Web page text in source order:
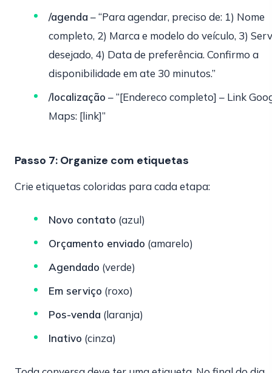
/agenda – “Para agendar, preciso de: 1) Nome
completo, 2) Marca e modelo do veículo, 3)
desejado, 4) Data de preferência. Confirmo a
disponibilidade em ate 30 minutos.”
/localização – “[Endereco completo] – Link
Maps: [link]”
Passo 7: Organize com etiquetas
Crie etiquetas coloridas para cada etapa:
Novo contato (azul)
Orçamento enviado (amarelo)
Agendado (verde)
Em serviço (roxo)
Pos-venda (laranja)
Inativo (cinza)